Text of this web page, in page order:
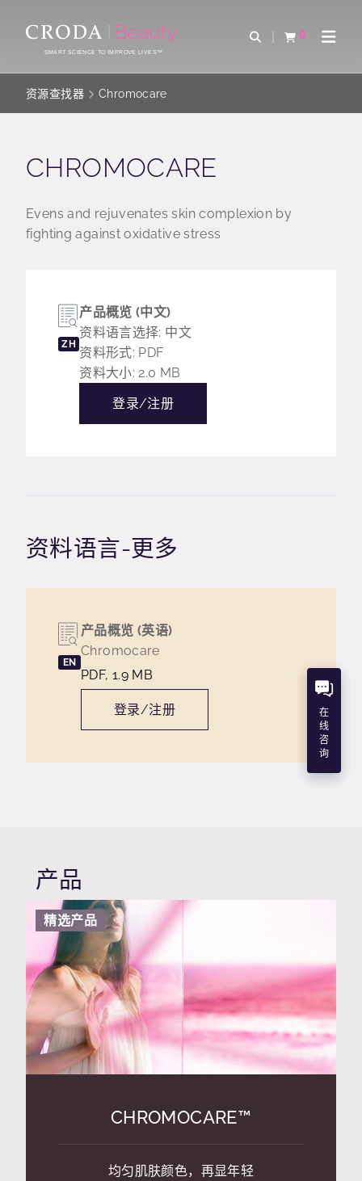
CONTENTSMART SCIENCE TO IMPROVE LIVES™
Open Search
0
查看购物车Open
资源查找器 Chromocare
CHROMOCARE
Evens and rejuvenates skin complexion by
fighting against oxidative stress
ZH
产品概览 (中文)
资料语言选择: 中文
资料形式: PDF
资料大小: 2.0 MB
登录/注册
资料语言-更多
EN
产品概览 (英语)
Chromocare
PDF, 1.9 MB
登录/注册
产品
精选产品
CHROMOCARE™
均匀肌肤颜色，再显年轻
在
线
咨
询